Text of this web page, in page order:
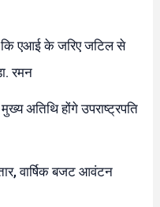
कि एआई के जरिए जटिल से
रमन
अतिथि होंगे उपराष्ट्रपति
वार्षिक बजट आवंटन